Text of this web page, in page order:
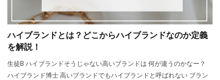
ハイブランドとは？どこからハイブランドなのか定義
を解説！
生徒B ハイブランドそうじゃない高いブランドは 何が違うのかなー？
ハイブランド博士 高いブランドでもハイブランドと呼ばれない ブラン